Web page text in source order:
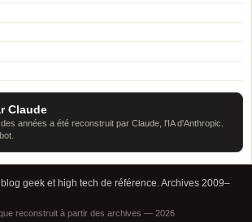
Claude
années a été reconstruit par Claude, l'IA d'Anthropic.
geek et high tech de référence. Archives 2009–
reconstruit à partir des archives — 2026